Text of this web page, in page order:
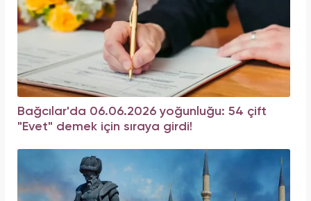
Bağcılar'da 06.06.2026 yoğunluğu: 54 çift
"Evet" demek için sıraya girdi!